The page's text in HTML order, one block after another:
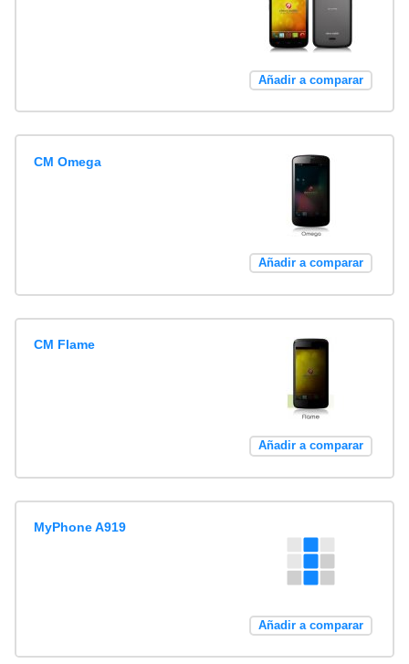
Añadir a comparar
CM Omega
Añadir a comparar
CM Flame
Añadir a comparar
MyPhone A919
Añadir a comparar